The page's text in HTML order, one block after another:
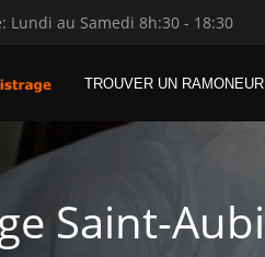
Lundi au Samedi 8h:30 - 18:30
TROUVER UN RAMONEUR
Saint-